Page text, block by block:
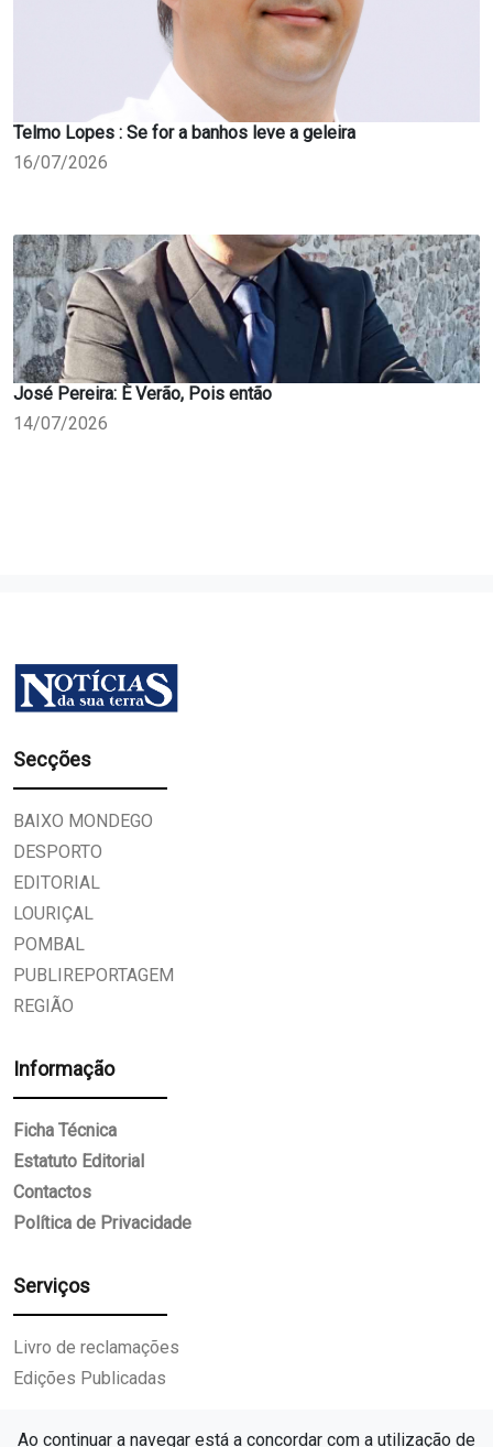
Telmo Lopes : Se for a banhos leve a geleira
16/07/2026
José Pereira: È Verão, Pois então
14/07/2026
Secções
BAIXO MONDEGO
DESPORTO
EDITORIAL
LOURIÇAL
POMBAL
PUBLIREPORTAGEM
REGIÃO
Informação
Ficha Técnica
Estatuto Editorial
Contactos
Política de Privacidade
Serviços
Livro de reclamações
Edições Publicadas
Ao continuar a navegar está a concordar com a utilização de